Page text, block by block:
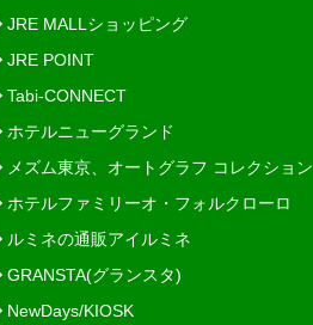
JRE MALLショッピング
JRE POINT
Tabi-CONNECT
ホテルニューグランド
メズム東京、オートグラフ コレクション
ホテルファミリーオ・フォルクローロ
ルミネの通販アイルミネ
GRANSTA(グランスタ)
NewDays/KIOSK